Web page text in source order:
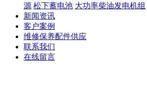
源 松下蓄电池 大功率柴油发电机组
新闻资讯
客户案例
维修保养配件供应
联系我们
在线留言